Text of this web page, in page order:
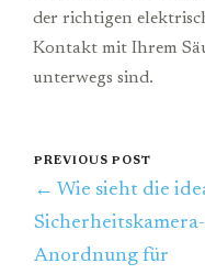
der richtigen
Kontakt mit Ihrem
unterwegs sind.
PREVIOUS POST
← Wie sieht die
Sicherheitskamera-
Anordnung für